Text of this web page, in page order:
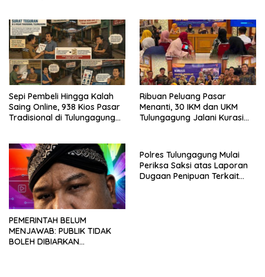
Sepi Pembeli Hingga Kalah
Saing Online, 938 Kios Pasar
Tradisional di Tulungagung
Ribuan Peluang Pasar
Menanti, 30 IKM dan UKM
Tulungagung Jalani Kurasi
PEMERINTAH BELUM
MENJAWAB: PUBLIK TIDAK
BOLEH DIBIARKAN
Polres Tulungagung Mulai
Periksa Saksi atas Laporan
Dugaan Penipuan Terkait